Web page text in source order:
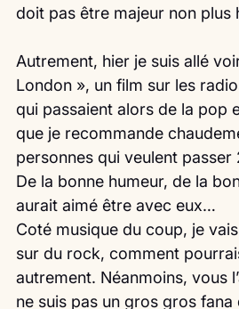
doit pas être majeur non plus
Autrement, hier je suis allé
London », un film sur les
qui passaient alors de la pop
que je recommande
personnes qui veulent passer
De la bonne humeur, de la
aurait aimé être avec eux…
Coté musique du coup, je
sur du rock, comment
autrement. Néanmoins, vous
ne suis pas un gros gros